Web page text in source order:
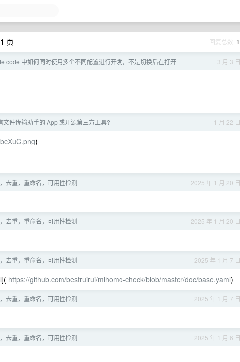
页 回复总数
3 月 3 日
code 中如何同时使用多个不同配置进行开发，不是切换后在打开
1 月 22 日
文件传输助手的 App 或开源第三方工具?
)
2025 年 1 月 20 日
去重，重命名，可用性检测
2025 年 1 月 20 日
去重，重命名，可用性检测
2025 年 1 月 7 日
去重，重命名，可用性检测
https://github.com/bestruirui/mihomo-check/blob/master/doc/base.yaml)
2025 年 1 月 7 日
去重，重命名，可用性检测
2025 年 1 月 6 日
去重，重命名，可用性检测